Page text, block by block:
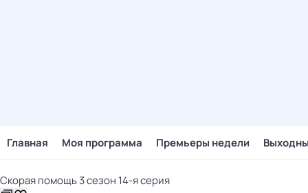
Главная Моя программа Премьеры недели
Скорая помощь 3 сезон 14-я серия